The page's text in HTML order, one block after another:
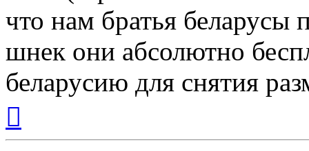
что нам братья беларусы
шнек они абсолютно
беларусию для снятия
началу